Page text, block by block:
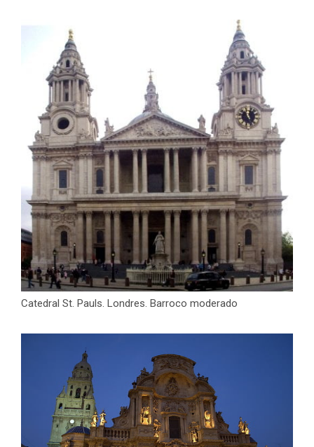
Catedral St. Pauls. Londres. Barroco moderado